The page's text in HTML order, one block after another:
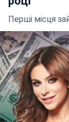
Перші місця